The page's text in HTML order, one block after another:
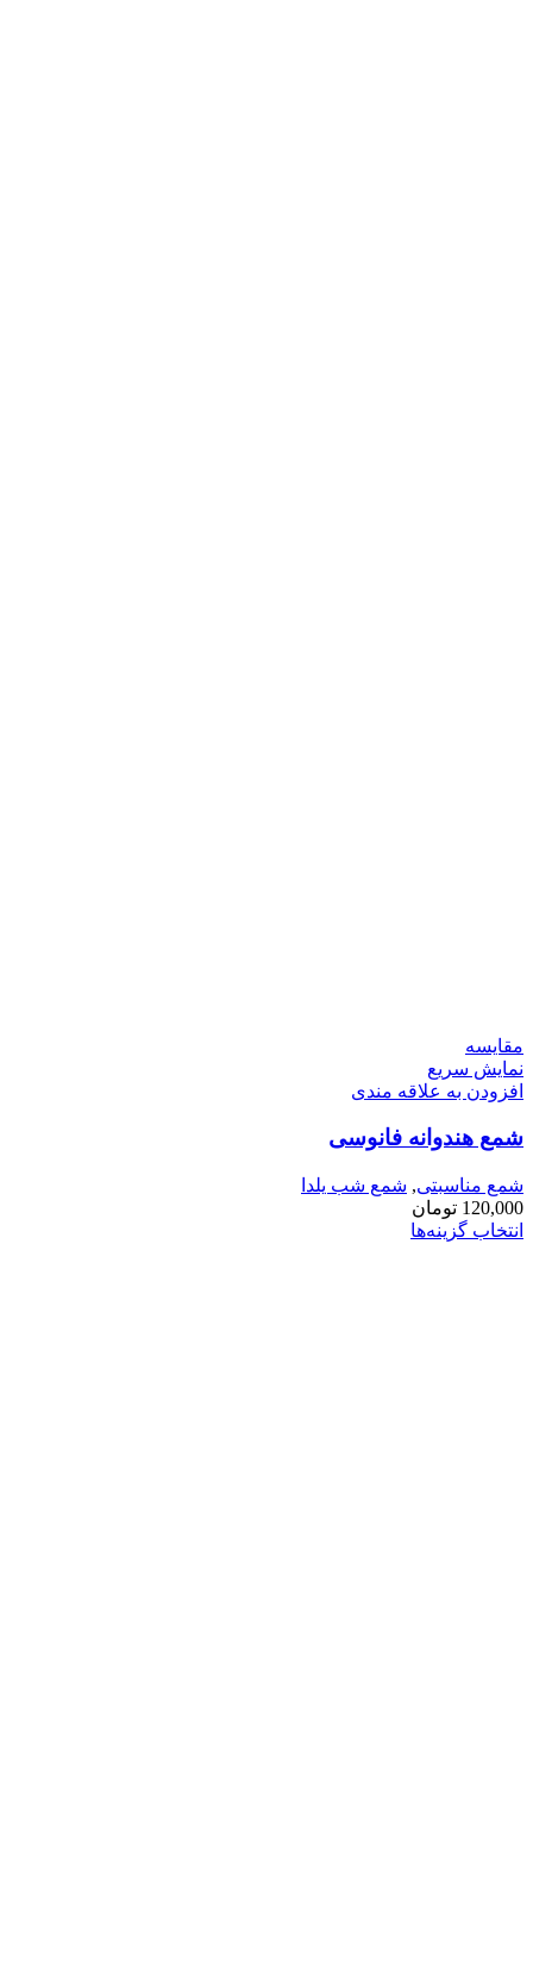
مقايسه
نمایش سریع
افزودن به علاقه مندی
شمع هندوانه فانوسی
شمع مناسبتی, شمع شب یلدا
120,000 تومان
انتخاب گزینه‌ها